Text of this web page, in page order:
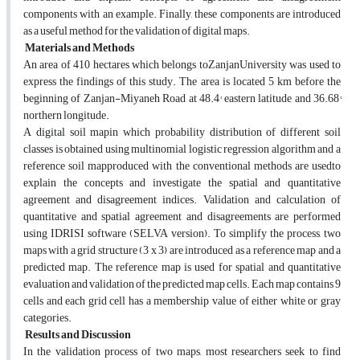
components with an example. Finally, these components are introduced
as a useful method for the validation of digital maps.
Materials and Methods
An area of 410 hectares which belongs toZanjanUniversity was used to
express the findings of this study. The area is located 5 km before the
beginning of Zanjan-Miyaneh Road at 48.4° eastern latitude and 36.68°
northern longitude.
A digital soil mapin which probability distribution of different soil
classes is obtained using multinomial logistic regression algorithm and a
reference soil mapproduced with the conventional methods are usedto
explain the concepts and investigate the spatial and quantitative
agreement and disagreement indices. Validation and calculation of
quantitative and spatial agreement and disagreements are performed
using IDRISI software (SELVA version). To simplify the process, two
maps with a grid structure (3 x 3) are introduced as a reference map and a
predicted map. The reference map is used for spatial and quantitative
evaluation and validation of the predicted map cells. Each map contains 9
cells and each grid cell has a membership value of either white or gray
categories.
Results and Discussion
In the validation process of two maps, most researchers seek to find